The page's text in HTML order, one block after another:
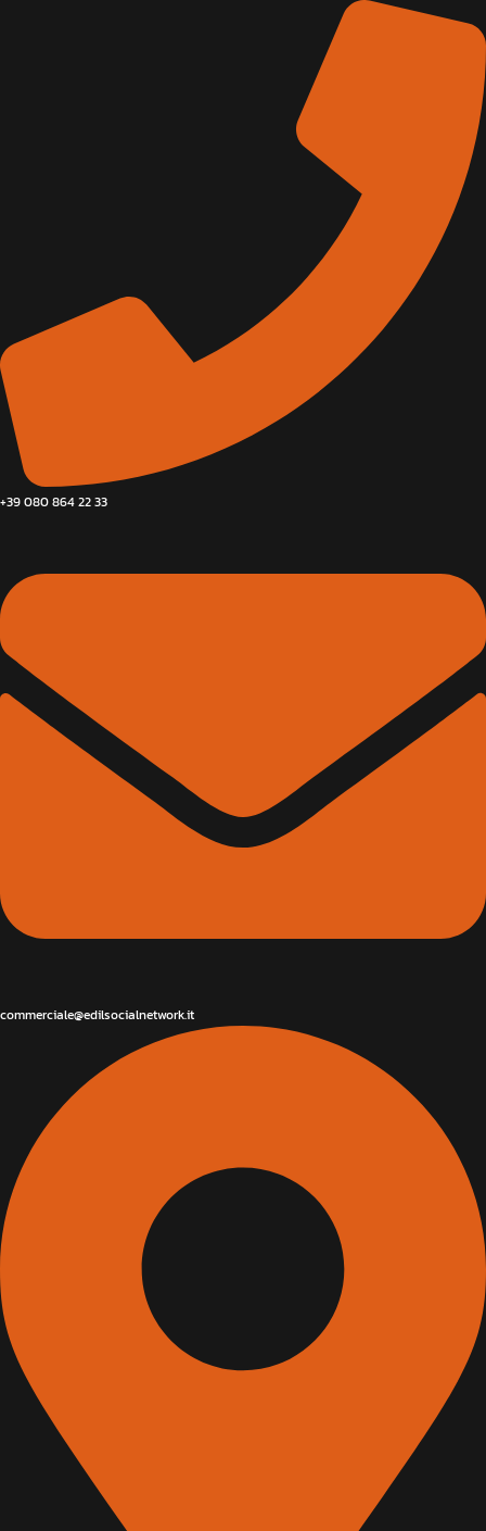
+39 080 864 22 33
commerciale@edilsocialnetwork.it